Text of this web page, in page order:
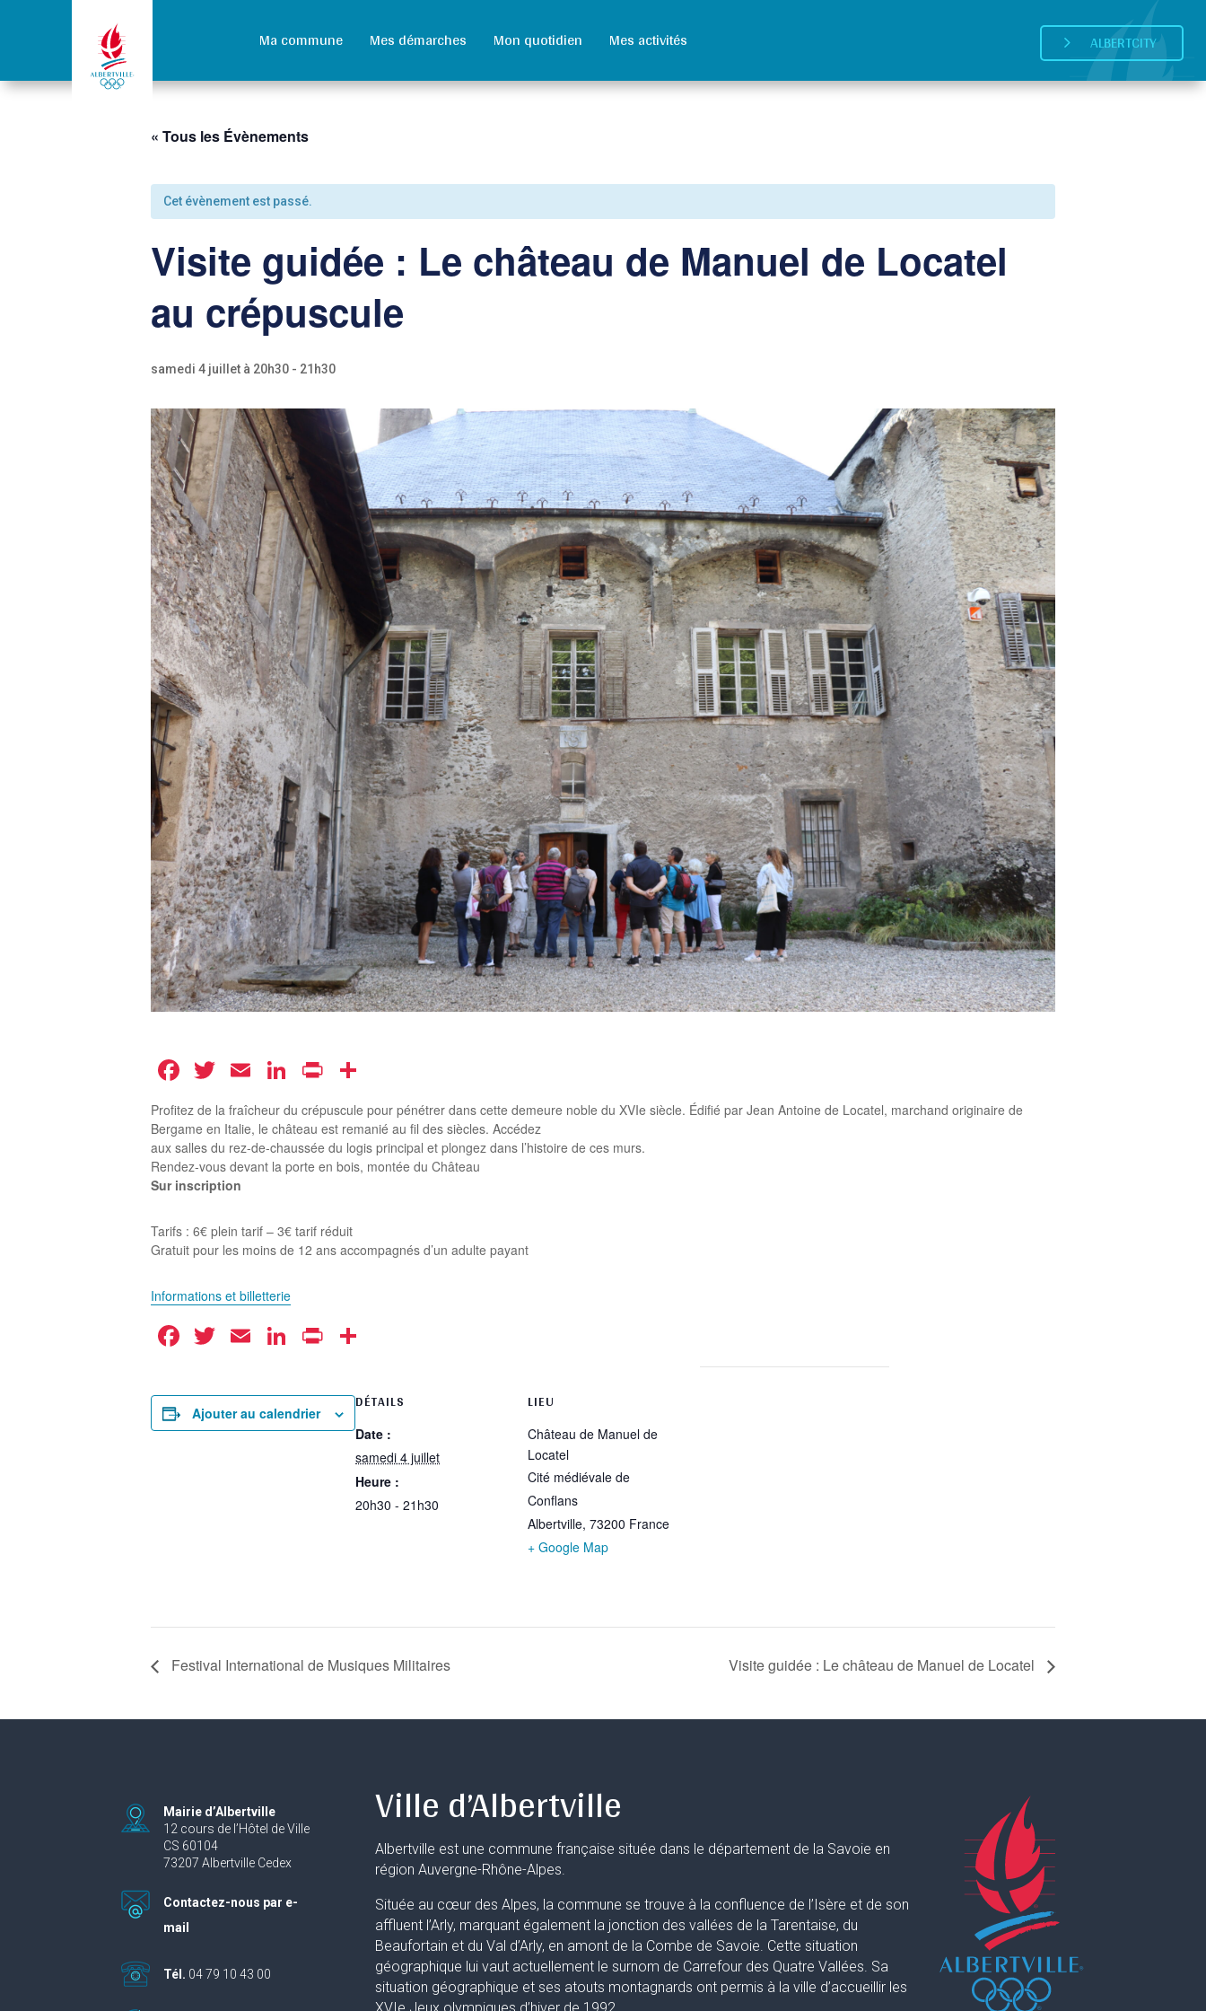
Ma commune Mes démarches Mon quotidien Mes activités 5 ALBERTCITY
« Tous les Évènements
Cet évènement est passé.
Visite guidée : Le château de Manuel de Locatel
au crépuscule
samedi 4 juillet à 20h30 - 21h30
Facebook
Twitter
EmailLinkedIn
Print
Profitez de la fraîcheur du crépuscule pour pénétrer dans cette demeure noble du XVIe siècle. Édifié par Jean Antoine de Locatel, marchand originaire de
Bergame en Italie, le château est remanié au fil des siècles. Accédez
aux salles du rez-de-chaussée du logis principal et plongez dans l’histoire de ces murs.
Rendez-vous devant la porte en bois, montée du Château
Sur inscription
Tarifs : 6€ plein tarif – 3€ tarif réduit
Gratuit pour les moins de 12 ans accompagnés d’un adulte payant
Informations et billetterie
Facebook
Twitter
EmailLinkedIn
Print
Ajouter au calendrier DÉTAILS
Date :
samedi 4 juillet
Heure :
20h30 - 21h30
LIEU
Château de Manuel de
Locatel
Cité médiévale de
Conflans
Albertville, 73200 France
+ Google Map
Festival International de Musiques Militaires Visite guidée : Le château de Manuel de Locatel
Mairie d’Albertville
12 cours de l’Hôtel de Ville
CS 60104
73207 Albertville Cedex
Contactez-nous par e-
mail
Tél. 04 79 10 43 00
Ville d’Albertville
Albertville est une commune française située dans le département de la Savoie en
région Auvergne-Rhône-Alpes.
Située au cœur des Alpes, la commune se trouve à la confluence de l’Isère et de son
affluent l’Arly, marquant également la jonction des vallées de la Tarentaise, du
Beaufortain et du Val d’Arly, en amont de la Combe de Savoie. Cette situation
géographique lui vaut actuellement le surnom de Carrefour des Quatre Vallées. Sa
situation géographique et ses atouts montagnards ont permis à la ville d’accueillir les